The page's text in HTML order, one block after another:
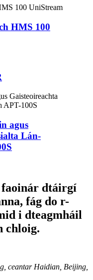
HMS 100
agus
Lán-
faoinár dtáirgí
fág do r-
i dteagmháil
chloig.
ceantar Haidian, Beijing,